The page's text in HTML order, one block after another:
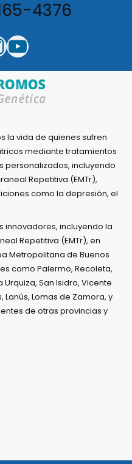
4376
la vida de quienes sufren
mediante tratamientos
personalizados, incluyendo
Repetitiva (EMTr),
como la depresión, el
innovadores, incluyendo la
Repetitiva (EMTr), en
Metropolitana de Buenos
como Palermo, Recoleta,
San Isidro, Vicente
Lanús, Lomas de Zamora, y
de otras provincias y